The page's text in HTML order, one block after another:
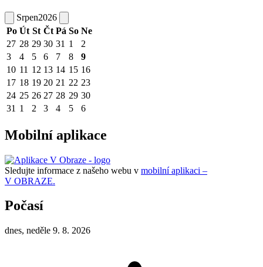
Srpen2026
Po Út St Čt Pá So Ne
27 28 29 30 31 1
2
3
4 5 6 7 8
9
10 11 12 13 14 15 16
17 18 19 20 21 22 23
24 25 26 27 28 29 30
31 1 2 3 4 5 6
Mobilní aplikace
Sledujte informace z našeho webu v mobilní aplikaci –
V OBRAZE.
Počasí
dnes, neděle 9. 8. 2026